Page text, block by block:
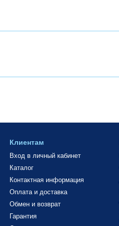
Клиентам
Вход в личный кабинет
Каталог
Контактная информация
Оплата и доставка
Обмен и возврат
Гарантия